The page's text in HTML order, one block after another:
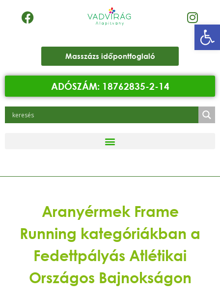
Masszázs időpontfoglaló
ADÓSZÁM: 18762835-2-14
Aranyérmek Frame
Running kategóriákban a
Fedettpályás Atlétikai
Országos Bajnokságon